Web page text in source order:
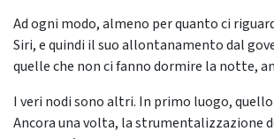
Ad ogni modo, almeno per quanto ci
Siri, e quindi il suo allontanamento dal
quelle che non ci fanno dormire la notte,
I veri nodi sono altri. In primo luogo,
Ancora una volta, la strumentalizzazione